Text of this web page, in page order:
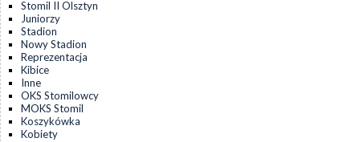
Stomil II Olsztyn
Juniorzy
Stadion
Nowy Stadion
Reprezentacja
Kibice
Inne
OKS Stomilowcy
MOKS Stomil
Koszykówka
Kobiety